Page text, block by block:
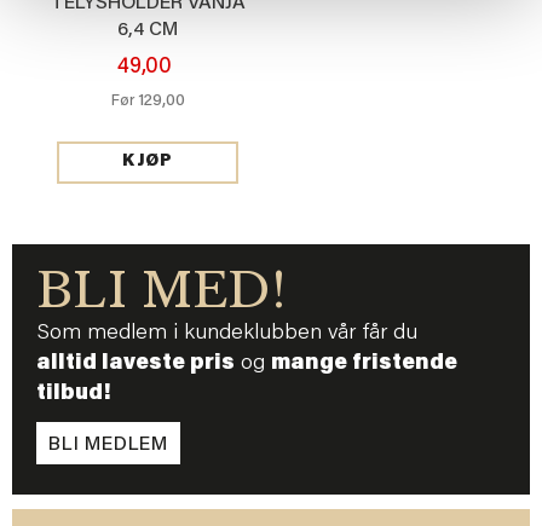
6,4 CM
49,00
Før 129,00
KJØP
BLI MED!
Som medlem i kundeklubben vår får du
alltid laveste pris og mange fristende
tilbud!
BLI MEDLEM